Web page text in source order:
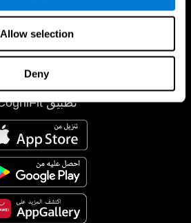
Allow selection
Deny
تطبيق CogniFit